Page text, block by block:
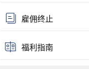
雇佣终止
福利指南